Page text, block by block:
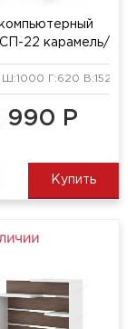
22 карамель/
Ш:1000 Г:620 В:1520
990 Р
Купить